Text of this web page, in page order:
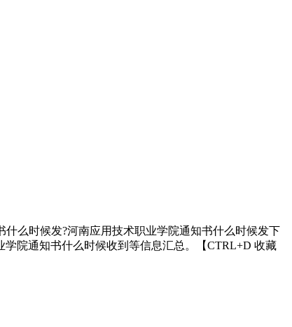
么时候发?河南应用技术职业学院通知书什么时候发下
院通知书什么时候收到等信息汇总。【CTRL+D 收藏